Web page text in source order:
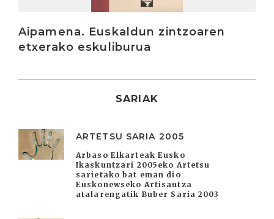
Aipamena. Euskaldun zintzoaren
etxerako eskuliburua
SARIAK
ARTETSU SARIA 2005
Arbaso Elkarteak Eusko
Ikaskuntzari 2005eko Artetsu
sarietako bat eman dio
Euskonewseko Artisautza
atalarengatik Buber Saria 2003